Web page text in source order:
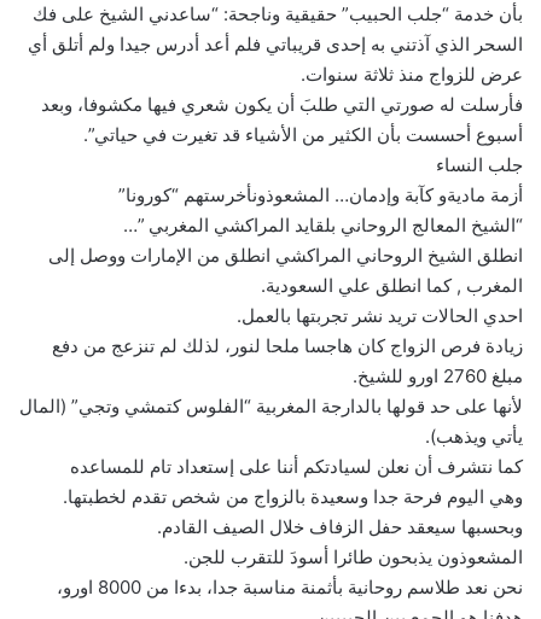
بأن خدمة “جلب الحبيب” حقيقية وناجحة: “ساعدني الشيخ على فك
السحر الذي آذتني به إحدى قريباتي فلم أعد أدرس جيدا ولم أتلق أي
عرض للزواج منذ ثلاثة سنوات.
فأرسلت له صورتي التي طلبَ أن يكون شعري فيها مكشوفا، وبعد
أسبوع أحسست بأن الكثير من الأشياء قد تغيرت في حياتي”.
جلب النساء
أزمة ماديةو كآبة وإدمان… المشعوذونأخرستهم “كورونا”
“الشيخ المعالج الروحاني بلقايد المراكشي المغربي ”…
انطلق الشيخ الروحاني المراكشي انطلق من الإمارات ووصل إلى
المغرب , كما انطلق علي السعودية.
احدي الحالات تريد نشر تجربتها بالعمل.
زيادة فرص الزواج كان هاجسا ملحا لنور، لذلك لم تنزعج من دفع
مبلغ 2760 اورو للشيخ.
لأنها على حد قولها بالدارجة المغربية “الفلوس كتمشي وتجي” (المال
يأتي ويذهب).
كما نتشرف أن نعلن لسيادتكم أننا على إستعداد تام للمساعده
وهي اليوم فرحة جدا وسعيدة بالزواج من شخص تقدم لخطبتها.
وبحسبها سيعقد حفل الزفاف خلال الصيف القادم.
المشعوذون يذبحون طائرا أسودَ للتقرب للجن.
نحن نعد طلاسم روحانية بأثمنة مناسبة جدا، بدءا من 8000 اورو،